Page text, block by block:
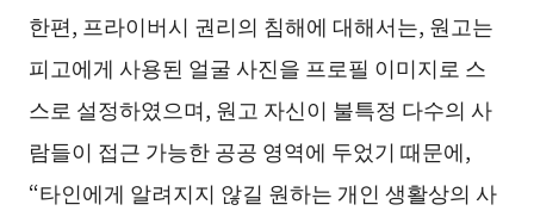
한편, 프라이버시 권리의 침해에 대해서는, 원고는
피고에게 사용된 얼굴 사진을 프로필 이미지로 스
스로 설정하였으며, 원고 자신이 불특정 다수의 사
람들이 접근 가능한 공공 영역에 두었기 때문에,
“타인에게 알려지지 않길 원하는 개인 생활상의 사